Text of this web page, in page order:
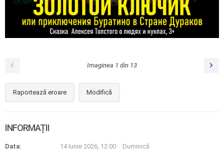
Imaginea 1 din 13
Raportează eroare Modifică
INFORMAȚII
Data: 14 Iunie 2026, 12:00
Duminică